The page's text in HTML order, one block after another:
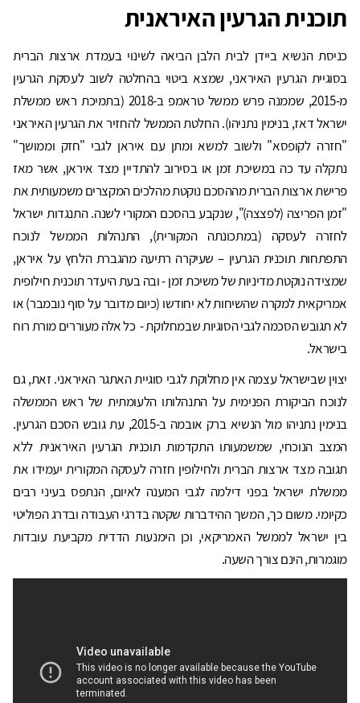
תוכנית הגרעין האיראנית
כניסת הנשיא ביידן לבית הלבן הביאה לשינוי בעמדת ארצות הברית
בסוגיית הגרעין האיראני, שמצא ביטוי בהחלטה לשוב לעסקת הגרעין
מ-2015, שממנה פרש ממשל טראמפ ב-2018 (בתמיכת ראש ממשלת
ישראל דאז, בנימין נתניהו). החלטת הממשל להחזיר את הגרעין האיראני
"חזרה לקופסא" ולשוב למשא ומתן עם איראן לגבי "חזק וממושך"
נתקלה עד כה במשיכת זמן או בסירוב להתדיין מצד איראן, אשר מאז
פרישת ארצות הברית מההסכם נוקטת מהלכים המקצרים משמעותית את
"זמן הפריצה (לפצצה)", שנקבע בהסכם המקורי לשנה. התנגדות ישראל
לחזרה לעסקה (במתכונתה המקורית), התנהלות הממשל לנוכח
התפתחות תוכנית הגרעין – שעיקרה רתיעה מהגברת הלחץ על איראן,
שמצידה נוקטת מדיניות של משיכת זמן - ובה בעת היעדר תוכנית חילופית
אמריקאית למקרה שהשיחות לא יחודשו (כיום מדובר על סוף נובמבר) או
לא תגובש הסכמה לגבי הסוגיות שבמחלוקת - כל אלה מעוררים מורת רוח
בישראל.
יצוין שבישראל עצמה אין מחלוקת לגבי סוגיית האתגר האיראני. זאת, גם
לנוכח הביקורת הפנימית על התנהלותו הלעומתית של ראש הממשלה
בנימין נתניהו מול הנשיא ברק אובמה ב-2015, עת גובש הסכם הגרעין.
המצב הנוכחי, שמשמעותו התקדמות תוכנית הגרעין האיראנית ללא
תגובה מצד ארצות הברית ולחילופין חזרה לעסקה המקורית יעמידו את
ממשלת ישראל בפני דילמה לגבי המענה לאיום, הנתפס בעיני רבים
כקיומי. משום כך, המשך ההידברות שקטה בדרגי העבודה ובדרג הפוליטי
בין ישראל לממשל האמריקאי, וכן הימנעות הדדית מקביעת עובדות
מוגמרות, הינם צורך השעה.